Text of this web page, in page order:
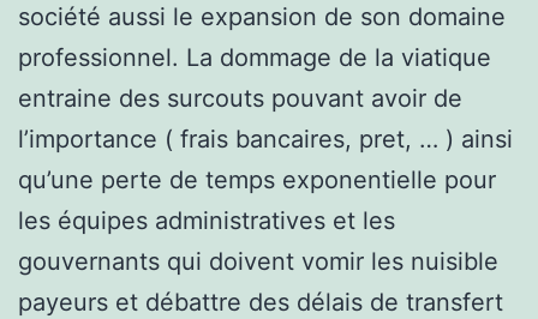
société aussi le expansion de son domaine
professionnel. La dommage de la viatique
entraine des surcouts pouvant avoir de
l’importance ( frais bancaires, pret, … ) ainsi
qu’une perte de temps exponentielle pour
les équipes administratives et les
gouvernants qui doivent vomir les nuisible
payeurs et débattre des délais de transfert